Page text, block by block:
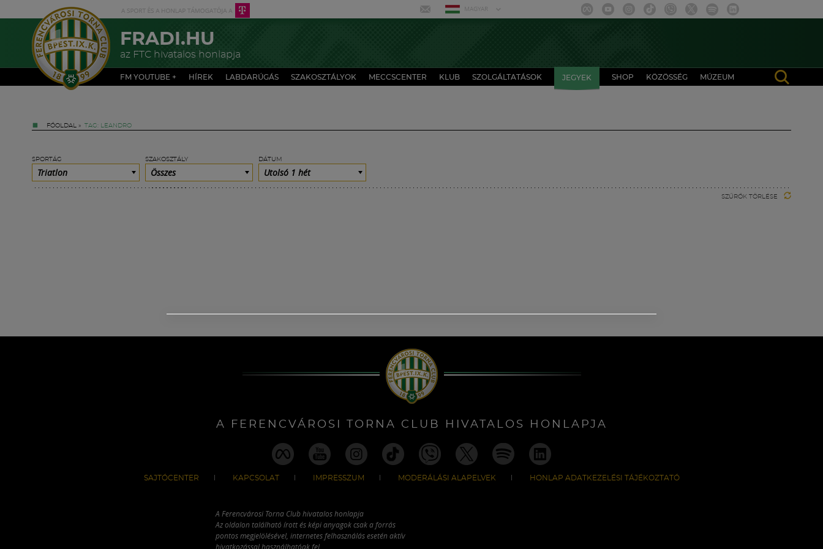
MAGYAR
FRADI.HU
az FTC hivatalos honlapja
FM YOUTUBE + HÍREK LABDARÚGÁS SZAKOSZTÁLYOK MECCSCENTER KLUB SZOLGÁLTATÁSOK JEGYEK SHOP KÖZÖSSÉG MÚZEUM
FŐOLDAL » TAG: LEANDRO
SPORTÁG
Triatlon
SZAKOSZTÁLY
Összes
DÁTUM
Utolsó 1 hét
SZŰRŐK TÖRLÉSE
A FERENCVÁROSI TORNA CLUB HIVATALOS HONLAPJA
SAJTÓCENTER KAPCSOLAT IMPRESSZUM MODERÁLÁSI ALAPELVEK HONLAP ADATKEZELÉSI TÁJÉKOZTATÓ
A Ferencvárosi Torna Club hivatalos honlapja
Az oldalon található írott és képi anyagok csak a forrás
pontos megjelölésével, internetes felhasználás esetén aktív
hivatkozással használhatóak fel.